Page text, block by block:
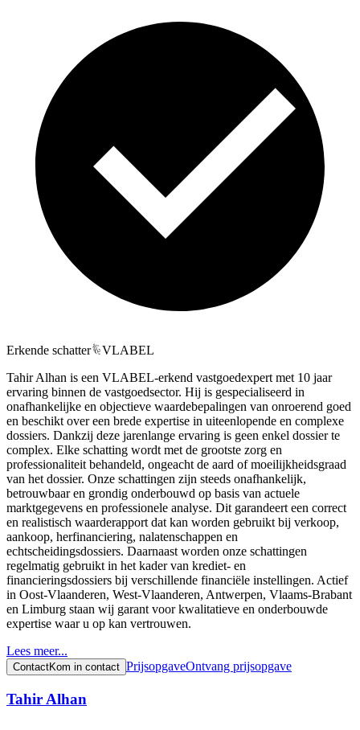
Erkende schatter
VLABEL
Tahir Alhan is een VLABEL-erkend vastgoedexpert met 10 jaar
ervaring binnen de vastgoedsector. Hij is gespecialiseerd in
onafhankelijke en objectieve waardebepalingen van onroerend goed
en beschikt over een brede expertise in uiteenlopende en complexe
dossiers. Dankzij deze jarenlange ervaring is geen enkel dossier te
complex. Elke schatting wordt met de grootste zorg en
professionaliteit behandeld, ongeacht de aard of moeilijkheidsgraad
van het dossier. Onze schattingen zijn steeds onafhankelijk,
betrouwbaar en grondig onderbouwd op basis van actuele
marktgegevens en professionele analyse. Dit garandeert een correct
en realistisch waarderapport dat kan worden gebruikt bij verkoop,
aankoop, herfinanciering, nalatenschappen en
echtscheidingsdossiers. Daarnaast worden onze schattingen
regelmatig gebruikt in het kader van krediet- en
financieringsdossiers bij verschillende financiële instellingen. Actief
in Oost-Vlaanderen, West-Vlaanderen, Antwerpen, Vlaams-Brabant
en Limburg staan wij garant voor kwalitatieve en onderbouwde
expertise waar u op kan vertrouwen.
Lees meer...
ContactKom in contact PrijsopgaveOntvang prijsopgave
Tahir Alhan